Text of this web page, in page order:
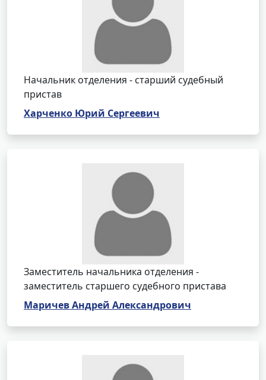
Начальник отделения - старший судебный
пристав
Харченко Юрий Сергеевич
Заместитель начальника отделения -
заместитель старшего судебного пристава
Маричев Андрей Александрович